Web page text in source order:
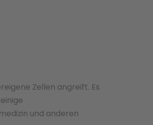
Zellen angreift. Es
und anderen